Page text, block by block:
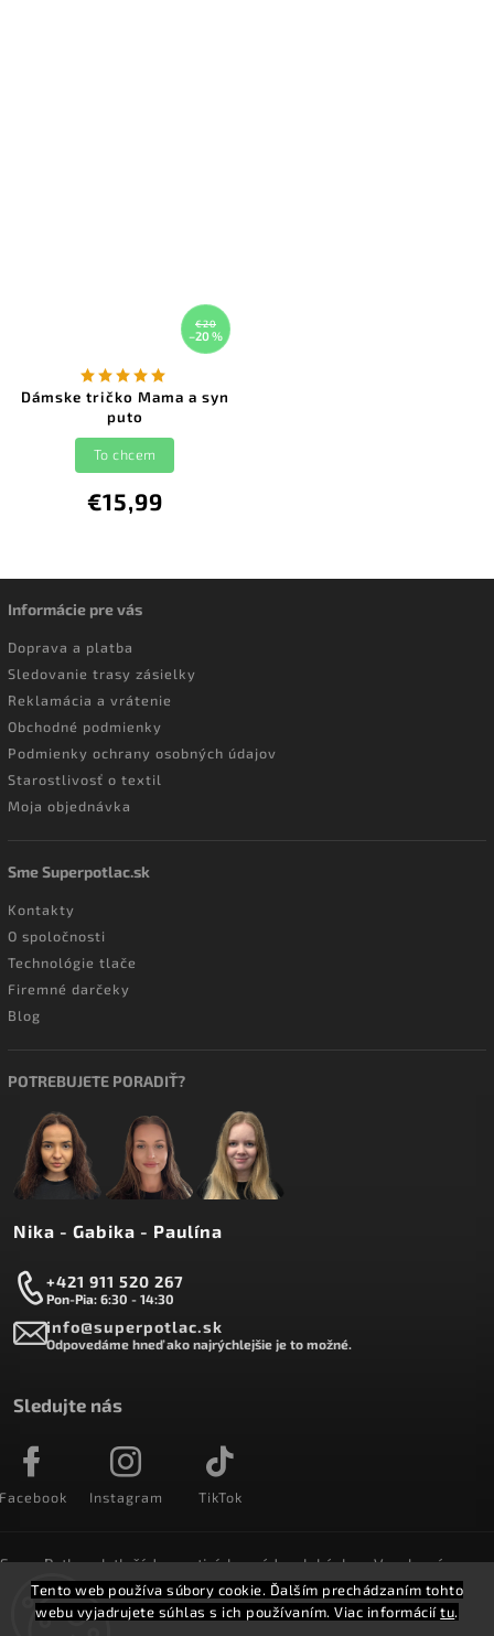
Tento web používa súbory cookie. Ďalším prechádzaním tohto
webu vyjadrujete súhlas s ich používaním. Viac informáciítu.
€20
–20 %
Dámske tričko Mama a syn
puto
€15,99
To chcem
Informácie pre vás
Doprava a platba
Sledovanie trasy zásielky
Reklamácia a vrátenie
Obchodné podmienky
Podmienky ochrany osobných údajov
Starostlivosť o textil
Moja objednávka
Sme Superpotlac.sk
Kontakty
O spoločnosti
Technológie tlače
Firemné darčeky
Blog
POTREBUJETE PORADIŤ?
Nika - Gabika - Paulína
+421 911 520 267
Pon-Pia: 6:30 - 14:30
info@superpotlac.sk
Odpovedáme hneď ako najrýchlejšie je to možné.
Sledujte nás
Instagram TikTok
SuperPotlac.sk tlačí denne tisícky módnych kúskov. Vyrobené na
Slovensku a doručované do celého sveta :)